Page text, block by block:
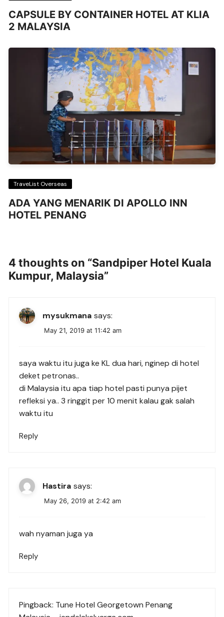
CAPSULE BY CONTAINER HOTEL AT KLIA
2 MALAYSIA
TraveList Overseas
ADA YANG MENARIK DI APOLLO INN
HOTEL PENANG
4 thoughts on “Sandpiper Hotel Kuala
Kumpur, Malaysia”
mysukmana says:
May 21, 2019 at 11:42 am
saya waktu itu juga ke KL dua hari, nginep di hotel
deket petronas..
di Malaysia itu apa tiap hotel pasti punya pijet
refleksi ya.. 3 ringgit per 10 menit kalau gak salah
waktu itu
Reply
Hastira says:
May 26, 2019 at 2:42 am
wah nyaman juga ya
Reply
Pingback: Tune Hotel Georgetown Penang